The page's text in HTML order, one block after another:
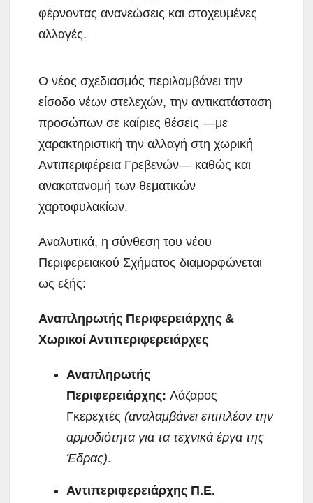
φέρνοντας ανανεώσεις και στοχευμένες
αλλαγές.
Ο νέος σχεδιασμός περιλαμβάνει την
είσοδο νέων στελεχών, την αντικατάσταση
προσώπων σε καίριες θέσεις —με
χαρακτηριστική την αλλαγή στη χωρική
Αντιπεριφέρεια Γρεβενών— καθώς και
ανακατανομή των θεματικών
χαρτοφυλακίων.
Αναλυτικά, η σύνθεση του νέου
Περιφερειακού Σχήματος διαμορφώνεται
ως εξής:
Αναπληρωτής Περιφερειάρχης &
Χωρικοί Αντιπεριφερειάρχες
Αναπληρωτής
Περιφερειάρχης: Λάζαρος
Γκερεχτές (αναλαμβάνει επιπλέον την
αρμοδιότητα για τα τεχνικά έργα της
Έδρας).
Αντιπεριφερειάρχης Π.Ε.